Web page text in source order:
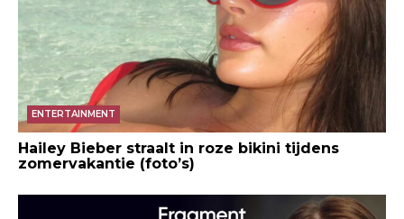
ENTERTAINMENT
Hailey Bieber straalt in roze bikini tijdens
zomervakantie (foto’s)